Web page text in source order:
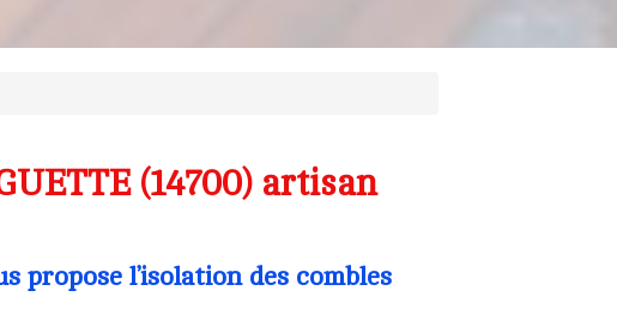
(14700) artisan
propose l’isolation des combles